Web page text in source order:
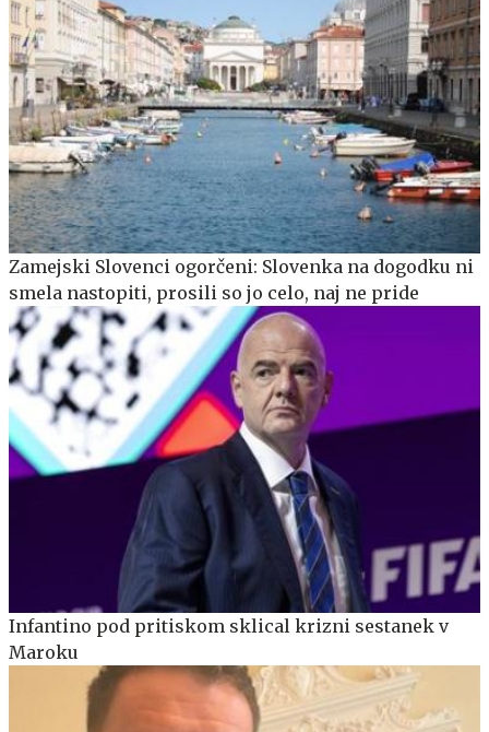
Zamejski Slovenci ogorčeni: Slovenka na dogodku ni
smela nastopiti, prosili so jo celo, naj ne pride
Infantino pod pritiskom sklical krizni sestanek v
Maroku